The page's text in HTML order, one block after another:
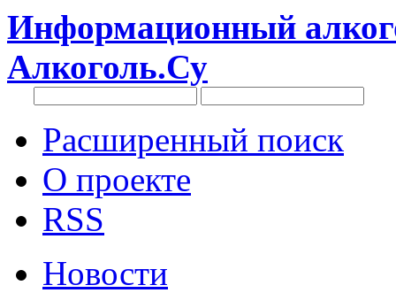
Информационный
Алкоголь.Су
Расширенный поиск
О проекте
RSS
Новости